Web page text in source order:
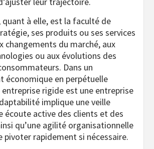
quant à elle, est la faculté de
ses produits ou ses services
changements du marché, aux
ou aux évolutions des
Dans un
économique en perpétuelle
rigide est une entreprise
implique une veille
écoute active des clients et des
qu’une agilité organisationnelle
rapidement si nécessaire.